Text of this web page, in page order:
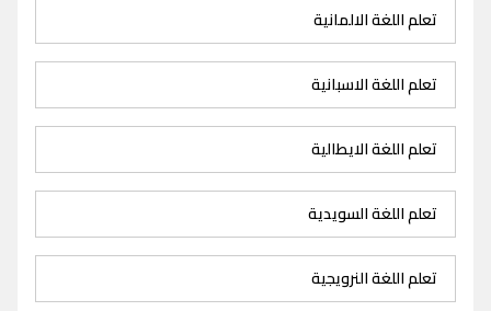
تعلم اللغة الالمانية
تعلم اللغة الاسبانية
تعلم اللغة الايطالية
تعلم اللغة السويدية
تعلم اللغة النرويجية